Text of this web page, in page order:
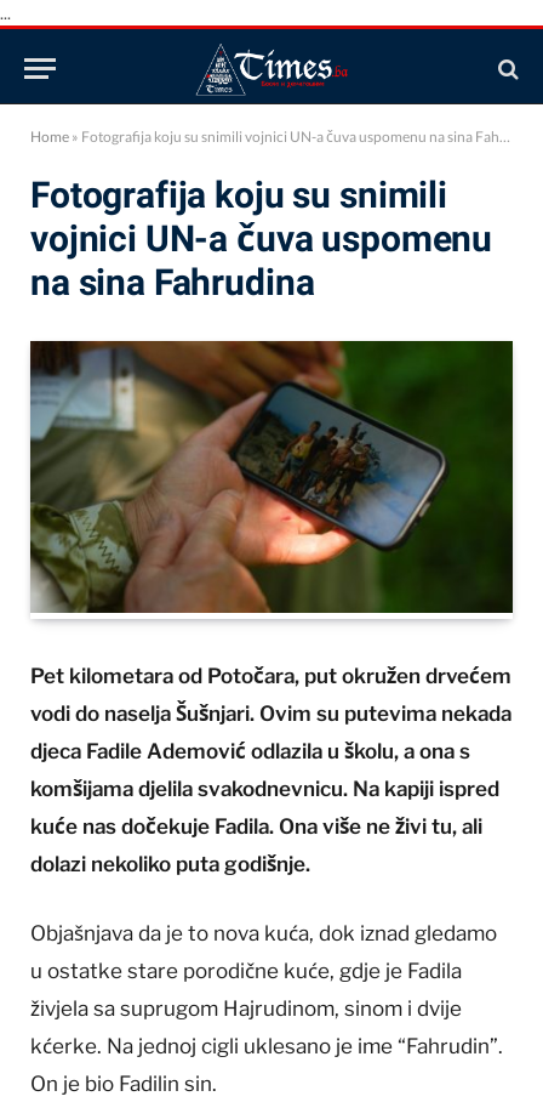
...
Home » Fotografija koju su snimili vojnici UN-a čuva uspomenu na sina Fahrudina
Fotografija koju su snimili
vojnici UN-a čuva uspomenu
na sina Fahrudina
Pet kilometara od Potočara, put okružen drvećem
vodi do naselja Šušnjari. Ovim su putevima nekada
djeca Fadile Ademović odlazila u školu, a ona s
komšijama djelila svakodnevnicu. Na kapiji ispred
kuće nas dočekuje Fadila. Ona više ne živi tu, ali
dolazi nekoliko puta godišnje.
Objašnjava da je to nova kuća, dok iznad gledamo
u ostatke stare porodične kuće, gdje je Fadila
živjela sa suprugom Hajrudinom, sinom i dvije
kćerke. Na jednoj cigli uklesano je ime “Fahrudin”.
On je bio Fadilin sin.